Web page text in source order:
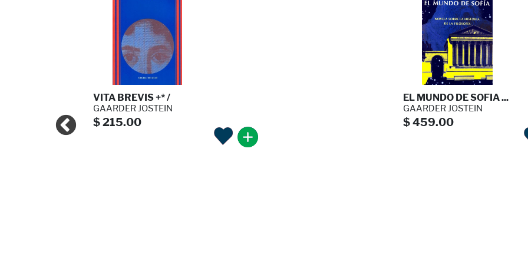
VITA BREVIS +* /
GAARDER JOSTEIN
$ 215.00
EL MUNDO DE SOFIA ...
GAARDER JOSTEIN
$ 459.00